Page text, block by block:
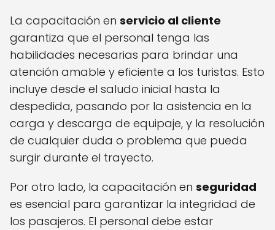
La capacitación en servicio al cliente
garantiza que el personal tenga las
habilidades necesarias para brindar una
atención amable y eficiente a los turistas. Esto
incluye desde el saludo inicial hasta la
despedida, pasando por la asistencia en la
carga y descarga de equipaje, y la resolución
de cualquier duda o problema que pueda
surgir durante el trayecto.
Por otro lado, la capacitación en seguridad
es esencial para garantizar la integridad de
los pasajeros. El personal debe estar